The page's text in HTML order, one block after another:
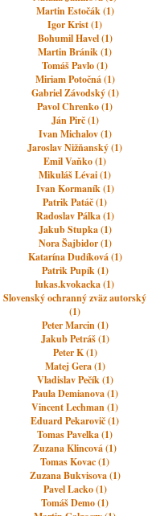
Martin Estočák (1)
Igor Krist (1)
Bohumil Havel (1)
Martin Bránik (1)
Tomáš Pavlo (1)
Miriam Potočná (1)
Gabriel Závodský (1)
Pavol Chrenko (1)
Ján Pirč (1)
Ivan Michalov (1)
Jaroslav Nižňanský (1)
Emil Vaňko (1)
Mikuláš Lévai (1)
Ivan Kormaník (1)
Patrik Patáč (1)
Radoslav Pálka (1)
Jakub Stupka (1)
Nora Šajbidor (1)
Katarína Dudíková (1)
Patrik Pupík (1)
lukas.kvokacka (1)
Slovenský ochranný zväz autorský
(1)
Peter Marcin (1)
Jakub Petráš (1)
Peter K (1)
Matej Gera (1)
Vladislav Pečík (1)
Paula Demianova (1)
Vincent Lechman (1)
Eduard Pekarovič (1)
Tomas Pavelka (1)
Zuzana Klincová (1)
Tomas Kovac (1)
Zuzana Bukvisova (1)
Pavel Lacko (1)
Tomáš Demo (1)